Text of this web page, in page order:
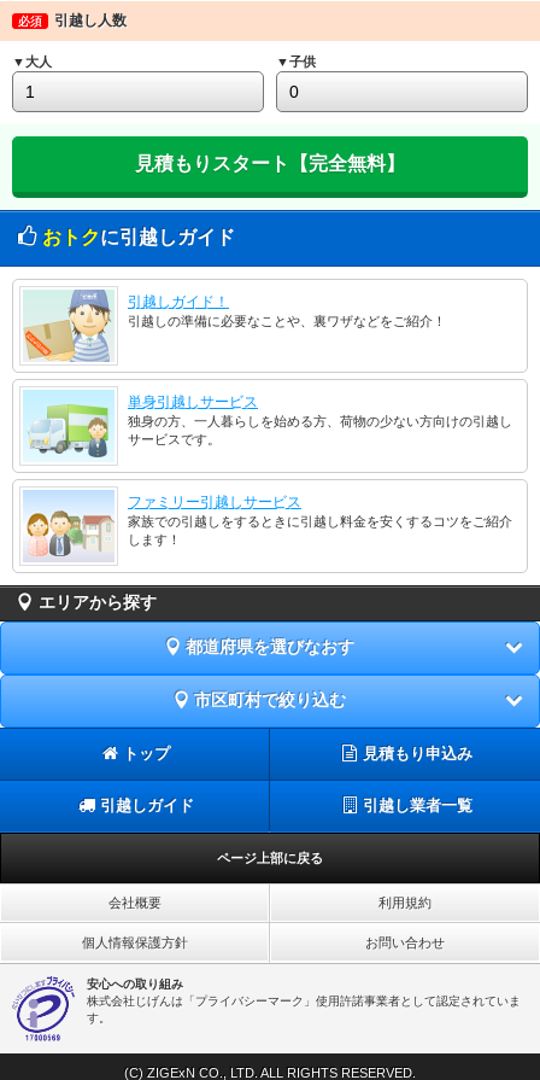
必須 引越し人数
▼大人 ▼子供
おトクに引越しガイド
引越しガイド！
引越しの準備に必要なことや、裏ワザなどをご紹介！
単身引越しサービス
独身の方、一人暮らしを始める方、荷物の少ない方向けの引越し
サービスです。
ファミリー引越しサービス
家族での引越しをするときに引越し料金を安くするコツをご紹介
します！
エリアから探す
都道府県を選びなおす
市区町村で絞り込む
トップ 見積もり申込み
引越しガイド 引越し業者一覧
ページ上部に戻る
会社概要 利用規約
個人情報保護方針 お問い合わせ
安心への取り組み
株式会社じげんは「プライバシーマーク」使用許諾事業者として認定されていま
す。
(C) ZIGExN CO., LTD. ALL RIGHTS RESERVED.